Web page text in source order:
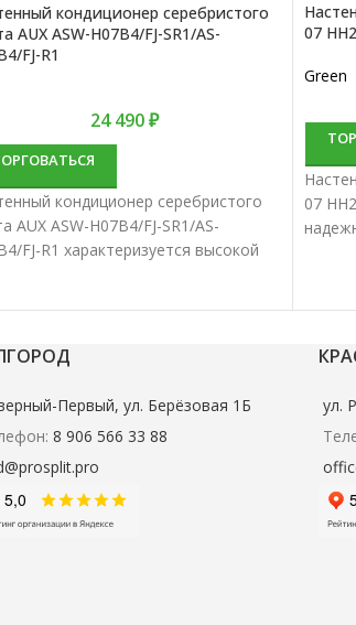
кондиционер серебристого
AUX ASW-H07B4/FJ-SR1/AS-
FJ-R1
24 490₽
кондиционер серебристого
AUX ASW-H07B4/FJ-SR1/AS-
FJ-R1 характеризуется высокой
кондиционирования небольших и
помещений.
07 HH2
Green
07
Первый, ул. Берёзовая 1Б
8 906 566 33 88
ул.